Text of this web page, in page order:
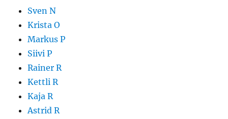
Sven N
Krista O
Markus P
Siivi P
Rainer R
Kettli R
Kaja R
Astrid R